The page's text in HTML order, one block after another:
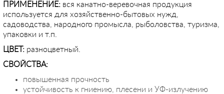
ПРИМЕНЕНИЕ: вся канатно-веревочная продукция
используется для хозяйственно-бытовых нужд,
садоводства, народного промысла, рыболовства, туризма,
упаковки и т.п.
ЦВЕТ: разноцветный.
СВОЙСТВА:
повышенная прочность
устойчивость к гниению, плесени и УФ-излучению